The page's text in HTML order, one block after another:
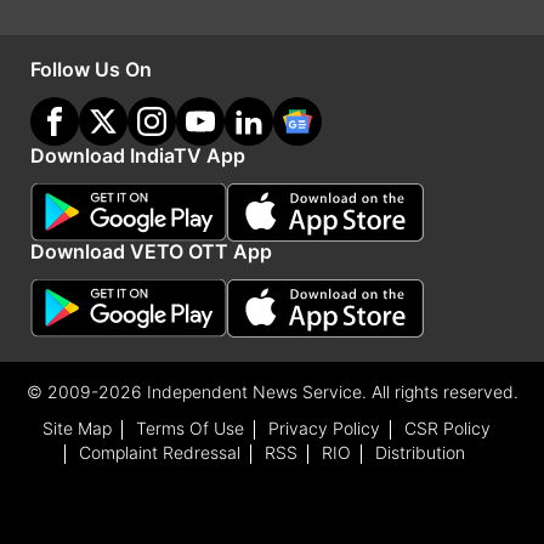
ये भी पढ़ें
कप्तान शुभमन गिल का टेस्ट में जलवा जारी, बल्लेबाजी औसत
सिर्फ डॉन ब्रैडमैन से कम
Follow Us On
Download IndiaTV App
Download VETO OTT App
© 2009-2026 Independent News Service. All rights reserved.
Site Map
Terms Of Use Privacy Policy
CSR Policy
Complaint Redressal
RSS RIO Distribution